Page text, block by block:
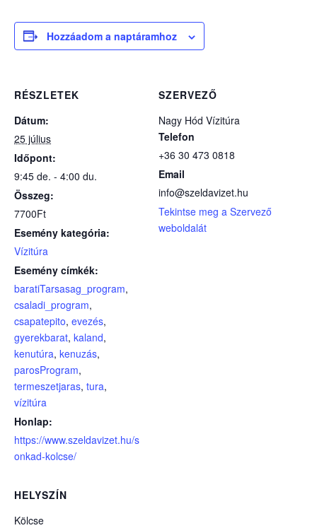
Hozzáadom a naptáramhoz
RÉSZLETEK
Dátum:
25 július
Időpont:
9:45 de. - 4:00 du.
Összeg:
7700Ft
Esemény kategória:
Vízitúra
Esemény címkék:
baratiTarsasag_program,
csaladi_program,
csapatepito, evezés,
gyerekbarat, kaland,
kenutúra, kenuzás,
parosProgram,
termeszetjaras, tura,
vízitúra
Honlap:
https://www.szeldavizet.hu/s
onkad-kolcse/
SZERVEZŐ
Nagy Hód Vízitúra
Telefon
+36 30 473 0818
Email
info@szeldavizet.hu
Tekintse meg a Szervező
weboldalát
HELYSZÍN
Kölcse